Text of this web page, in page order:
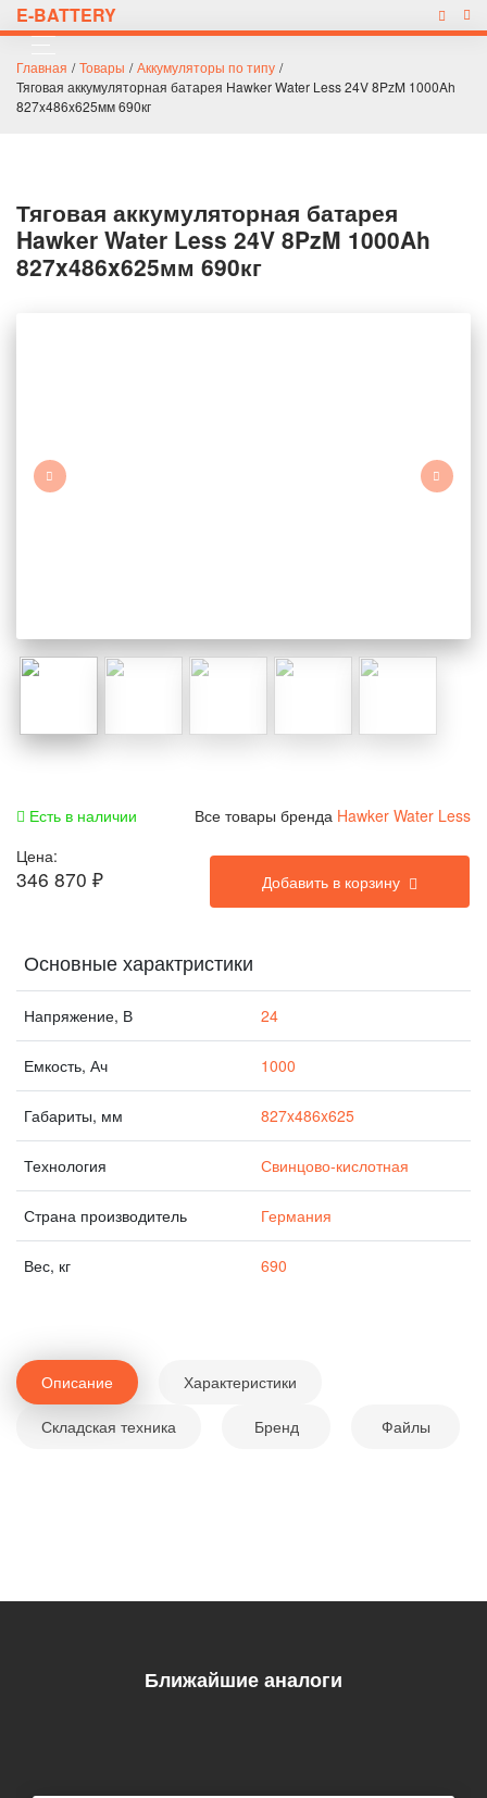
E-BATTERY
Главная / Товары / Аккумуляторы по типу /
Тяговая аккумуляторная батарея Hawker Water Less 24V 8PzM 1000Ah
827x486x625мм 690кг
Тяговая аккумуляторная батарея
Hawker Water Less 24V 8PzM 1000Ah
827x486x625мм 690кг
Есть в наличии Все товары бренда Hawker Water Less
Цена:
346 870 ₽ Добавить в корзину
Основные характристики
Напряжение, В 24
Емкость, Ач 1000
Габариты, мм 827x486x625
Технология Свинцово-кислотная
Страна производитель Германия
Вес, кг 690
Описание Характеристики
Складская техника Бренд Файлы
Ближайшие аналоги